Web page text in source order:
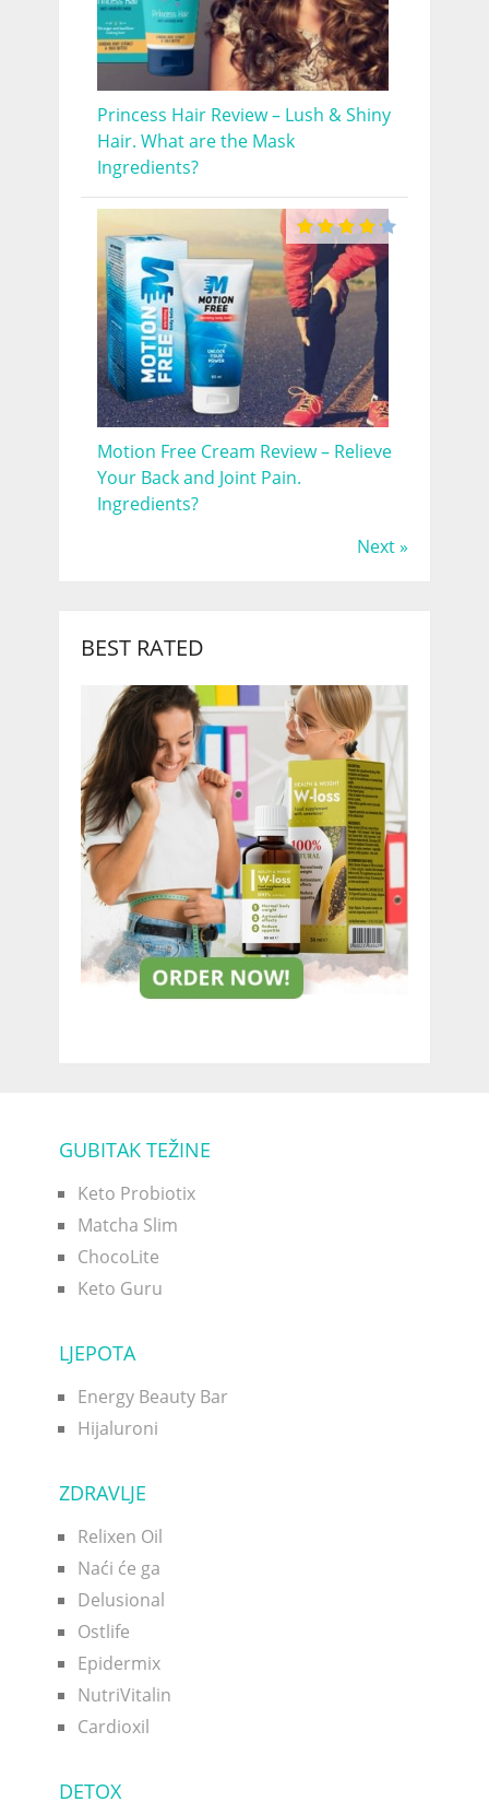
Princess Hair Review – Lush & Shiny
Hair. What are the Mask
Ingredients?
Motion Free Cream Review – Relieve
Your Back and Joint Pain.
Ingredients?
Next »
BEST RATED
GUBITAK TEŽINE
Keto Probiotix
Matcha Slim
ChocoLite
Keto Guru
LJEPOTA
Energy Beauty Bar
Hijaluroni
ZDRAVLJE
Relixen Oil
Naći će ga
Delusional
Ostlife
Epidermix
NutriVitalin
Cardioxil
DETOX